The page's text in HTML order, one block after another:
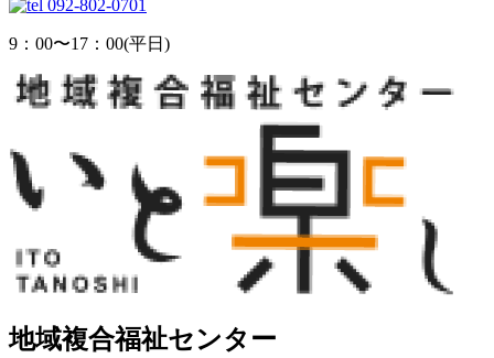
092-802-0701
9：00〜17：00(平日)
地域複合福祉センター